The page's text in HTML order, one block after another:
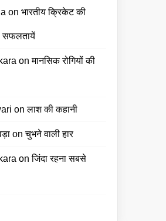
on भारतीय क्रिकेट की
सफलतायें
onमानसिक रोगियों की
onलाश की कहानी
onचुभने वाली हार
onजिंदा रहना सबसे